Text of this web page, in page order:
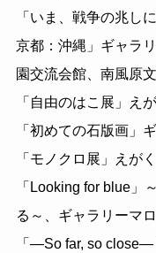
「いま、戦争の兆し
京都：沖縄」ギャラ
園交流会館、南風原
「自由のはこ展」え
「初めての石版画」
「モノクロ展」えが
「Looking for blue」
る～、ギャラリーマ
「―So far, so